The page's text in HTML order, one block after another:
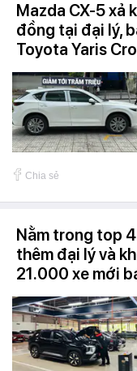
Mazda CX-5 xả
đồng tại đại lý,
Toyota Yaris
Chia sẻ
Nằm trong top
thêm đại lý và
21.000 xe mới